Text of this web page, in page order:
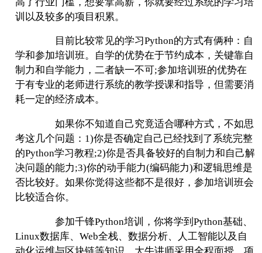
训以及较多的项目积累。
目前比较常见的学习Python的方式有俩种：自
学和参加培训班。自学的优势在于节约成本，关键靠自
制力和自学能力，二者缺一不可;参加培训班的优势在
于有专业的老师进行系统的教学授课和指导，但需要消
耗一定的经济成本。
如果你不知道自己究竟适合哪种方式，不如思
考这几个问题： 1)你是否确定自己已经找到了系统完整
的Python学习教程;2)你是否具备较好的自制力和自己解
决问题的能力;3)你的动手能力(编码能力)和逻辑思维是
否比较好。如果你觉得这些都不是很好，参加培训班会
比较适合你。
参加千锋Python培训，你将学到Python基础、
Linux数据库、Web全栈、数据分析、人工智能以及自